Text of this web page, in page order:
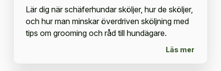
Lär dig när schäferhundar sköljer, hur de sköljer,
och hur man minskar överdriven sköljning med
tips om grooming och råd till hundägare.
Läs mer